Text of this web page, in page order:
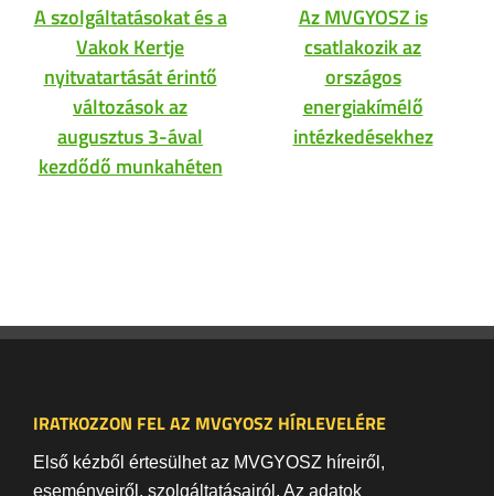
A szolgáltatásokat és a
Vakok Kertje
nyitvatartását érintő
változások az
augusztus 3-ával
kezdődő munkahéten
Az MVGYOSZ is
csatlakozik az
országos
energiakímélő
intézkedésekhez
IRATKOZZON FEL AZ MVGYOSZ HÍRLEVELÉRE
Első kézből értesülhet az MVGYOSZ híreiről,
eseményeiről, szolgáltatásairól. Az adatok